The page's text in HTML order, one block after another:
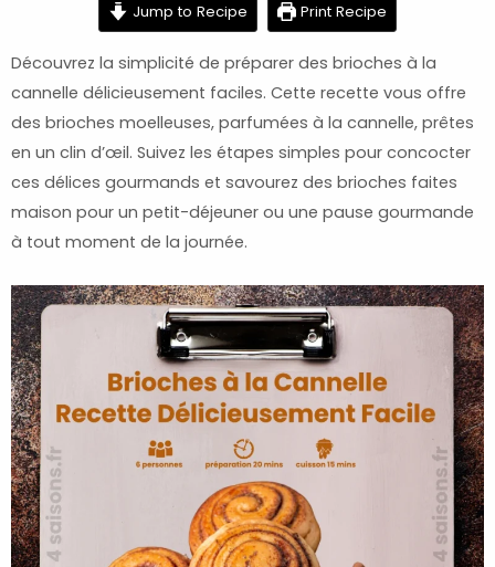
Jump to Recipe Print Recipe
Découvrez la simplicité de préparer des brioches à la
cannelle délicieusement faciles. Cette recette vous offre
des brioches moelleuses, parfumées à la cannelle, prêtes
en un clin d’œil. Suivez les étapes simples pour concocter
ces délices gourmands et savourez des brioches faites
maison pour un petit-déjeuner ou une pause gourmande
à tout moment de la journée.
minutes minutes minutes